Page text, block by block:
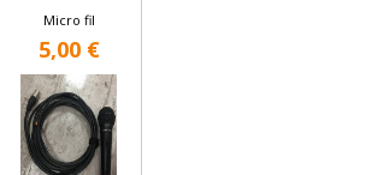
Micro fil
5,00 €